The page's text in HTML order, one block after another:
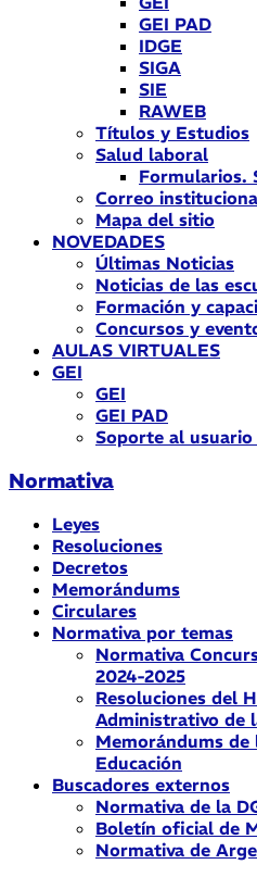
GEI PAD
IDGE
SIGA
SIE
RAWEB
Títulos y Estudios
Salud laboral
Formularios.
Correo
Mapa del sitio
NOVEDADES
Últimas Noticias
Noticias de las
Formación y
Concursos y
AULAS VIRTUALES
GEI
GEI
GEI PAD
Soporte al usuario
Normativa
Leyes
Resoluciones
Decretos
Memorándums
Circulares
Normativa por temas
Normativa
2024-2025
Resoluciones del
Administrativo de
Memorándums de
Educación
Buscadores externos
Normativa de la
Boletín oficial de
Normativa de